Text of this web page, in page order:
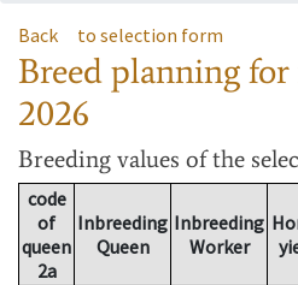
Back to selection form
Breed planning
2026
Breeding values of the
code
of
queen
2a
Inbreeding
Queen
Inbreeding
Worker